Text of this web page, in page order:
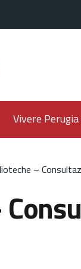
Vivere Perugia
–